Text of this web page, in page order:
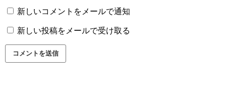
新しいコメントをメールで通知
新しい投稿をメールで受け取る